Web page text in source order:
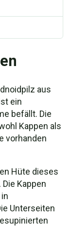
aus
ein
befällt. Die
Kappen als
vorhanden
Hüte dieses
Kappen
Unterseiten